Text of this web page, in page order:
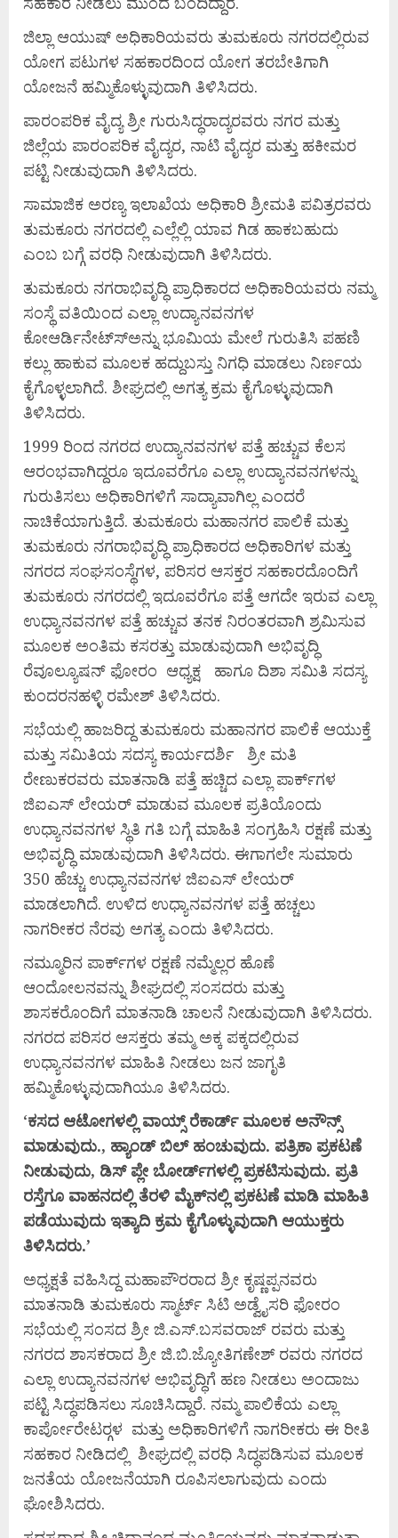
ಜಿಲ್ಲಾ ಆಯುಷ್ ಅಧಿಕಾರಿಯವರು ತುಮಕೂರು ನಗರದಲ್ಲಿರುವ
ಯೋಗ ಪಟುಗಳ ಸಹಕಾರದಿಂದ ಯೋಗ ತರಬೇತಿಗಾಗಿ
ಯೋಜನೆ ಹಮ್ಮಿಕೊಳ್ಳುವುದಾಗಿ ತಿಳಿಸಿದರು.
ಪಾರಂಪರಿಕ ವೈದ್ಯ ಶ್ರೀ ಗುರುಸಿದ್ಧರಾದ್ಯರವರು ನಗರ ಮತ್ತು
ಜಿಲ್ಲೆಯ ಪಾರಂಪರಿಕ ವೈದ್ಯರ, ನಾಟಿ ವೈದ್ಯರ ಮತ್ತು ಹಕೀಮರ
ಪಟ್ಟಿ ನೀಡುವುದಾಗಿ ತಿಳಿಸಿದರು.
ಸಾಮಾಜಿಕ ಅರಣ್ಯ ಇಲಾಖೆಯ ಅಧಿಕಾರಿ ಶ್ರೀಮತಿ ಪವಿತ್ರರವರು
ತುಮಕೂರು ನಗರದಲ್ಲಿ ಎಲ್ಲೆಲ್ಲಿ ಯಾವ ಗಿಡ ಹಾಕಬಹುದು
ಎಂಬ ಬಗ್ಗೆ ವರಧಿ ನೀಡುವುದಾಗಿ ತಿಳಿಸಿದರು.
ತುಮಕೂರು ನಗರಾಭಿವೃದ್ಧಿ ಪ್ರಾಧಿಕಾರದ ಅಧಿಕಾರಿಯವರು ನಮ್ಮ
ಸಂಸ್ಥೆ ವತಿಯಿಂದ ಎಲ್ಲಾ ಉದ್ಯಾನವನಗಳ
ಕೋಆರ್ಡಿನೇಟ್ಸ್‍ಅನ್ನು ಭೂಮಿಯ ಮೇಲೆ ಗುರುತಿಸಿ ಪಹಣಿ
ಕಲ್ಲು ಹಾಕುವ ಮೂಲಕ ಹದ್ದುಬಸ್ತು ನಿಗಧಿ ಮಾಡಲು ನಿರ್ಣಯ
ಕೈಗೊಳ್ಳಲಾಗಿದೆ. ಶೀಘ್ರದಲ್ಲಿ ಅಗತ್ಯ ಕ್ರಮ ಕೈಗೊಳ್ಳುವುದಾಗಿ
ತಿಳಿಸಿದರು.
1999 ರಿಂದ ನಗರದ ಉದ್ಯಾನವನಗಳ ಪತ್ತೆ ಹಚ್ಚುವ ಕೆಲಸ
ಆರಂಭವಾಗಿದ್ದರೂ ಇದೂವರೆಗೂ ಎಲ್ಲಾ ಉದ್ಯಾನವನಗಳನ್ನು
ಗುರುತಿಸಲು ಅಧಿಕಾರಿಗಳಿಗೆ ಸಾದ್ಯಾವಾಗಿಲ್ಲ ಎಂದರೆ
ನಾಚಿಕೆಯಾಗುತ್ತಿದೆ. ತುಮಕೂರು ಮಹಾನಗರ ಪಾಲಿಕೆ ಮತ್ತು
ತುಮಕೂರು ನಗರಾಭಿವೃದ್ಧಿ ಪ್ರಾಧಿಕಾರದ ಅಧಿಕಾರಿಗಳ ಮತ್ತು
ನಗರದ ಸಂಘಸಂಸ್ಥೆಗಳ, ಪರಿಸರ ಆಸಕ್ತರ ಸಹಕಾರದೊಂದಿಗೆ
ತುಮಕೂರು ನಗರದಲ್ಲಿ ಇದೂವರೆಗೂ ಪತ್ತೆ ಆಗದೇ ಇರುವ ಎಲ್ಲಾ
ಉಧ್ಯಾನವನಗಳ ಪತ್ತೆ ಹಚ್ಚುವ ತನಕ ನಿರಂತರವಾಗಿ ಶ್ರಮಿಸುವ
ಮೂಲಕ ಅಂತಿಮ ಕಸರತ್ತು ಮಾಡುವುದಾಗಿ ಅಭಿವೃದ್ಧಿ
ರೆವೂಲ್ಯೂಷನ್ ಫೋರಂ ಆಧ್ಯಕ್ಷ ಹಾಗೂ ದಿಶಾ ಸಮಿತಿ ಸದಸ್ಯ
ಕುಂದರನಹಳ್ಳಿ ರಮೇಶ್ ತಿಳಿಸಿದರು.
ಸಭೆಯಲ್ಲಿ ಹಾಜರಿದ್ದ ತುಮಕೂರು ಮಹಾನಗರ ಪಾಲಿಕೆ ಆಯುಕ್ತೆ
ಮತ್ತು ಸಮಿತಿಯ ಸದಸ್ಯ ಕಾರ್ಯದರ್ಶಿ ಶ್ರೀ ಮತಿ
ರೇಣುಕರವರು ಮಾತನಾಡಿ ಪತ್ತೆ ಹಚ್ಚಿದ ಎಲ್ಲಾ ಪಾರ್ಕ್‍ಗಳ
ಜಿಐಎಸ್ ಲೇಯರ್ ಮಾಡುವ ಮೂಲಕ ಪ್ರತಿಯೊಂದು
ಉಧ್ಯಾನವನಗಳ ಸ್ಥಿತಿ ಗತಿ ಬಗ್ಗೆ ಮಾಹಿತಿ ಸಂಗ್ರಹಿಸಿ ರಕ್ಷಣೆ ಮತ್ತು
ಅಭಿವೃದ್ಧಿ ಮಾಡುವುದಾಗಿ ತಿಳಿಸಿದರು. ಈಗಾಗಲೇ ಸುಮಾರು
350 ಹೆಚ್ಚು ಉಧ್ಯಾನವನಗಳ ಜಿಐಎಸ್ ಲೇಯರ್
ಮಾಡಲಾಗಿದೆ. ಉಳಿದ ಉಧ್ಯಾನವನಗಳ ಪತ್ತೆ ಹಚ್ಚಲು
ನಾಗರೀಕರ ನೆರವು ಅಗತ್ಯ ಎಂದು ತಿಳಿಸಿದರು.
ನಮ್ಮೂರಿನ ಪಾರ್ಕ್‍ಗಳ ರಕ್ಷಣೆ ನಮ್ಮೆಲ್ಲರ ಹೊಣೆ
ಆಂದೋಲನವನ್ನು ಶೀಘ್ರದಲ್ಲಿ ಸಂಸದರು ಮತ್ತು
ಶಾಸಕರೊಂದಿಗೆ ಮಾತನಾಡಿ ಚಾಲನೆ ನೀಡುವುದಾಗಿ ತಿಳಿಸಿದರು.
ನಗರದ ಪರಿಸರ ಆಸಕ್ತರು ತಮ್ಮ ಅಕ್ಕ ಪಕ್ಕದಲ್ಲಿರುವ
ಉಧ್ಯಾನವನಗಳ ಮಾಹಿತಿ ನೀಡಲು ಜನ ಜಾಗೃತಿ
ಹಮ್ಮಿಕೊಳ್ಳುವುದಾಗಿಯೂ ತಿಳಿಸಿದರು.
‘ಕಸದ ಆಟೋಗಳಲ್ಲಿ ವಾಯ್ಸ್ರೆಕಾರ್ಡ್ ಮೂಲಕ ಅನೌನ್ಸ್
ಮಾಡುವುದು., ಹ್ಯಾಂಡ್ಬಿಲ್ ಹಂಚುವುದು. ಪತ್ರಿಕಾ ಪ್ರಕಟಣೆ
ನೀಡುವುದು, ಡಿಸ್ ಪ್ಲೇ ಬೋರ್ಡ್‍ಗಳಲ್ಲಿ ಪ್ರಕಟಿಸುವುದು. ಪ್ರತಿ
ರಸ್ತೆಗೂ ವಾಹನದಲ್ಲಿ ತೆರಳಿ ಮೈಕ್‍ನಲ್ಲಿ ಪ್ರಕಟಣೆ ಮಾಡಿ ಮಾಹಿತಿ
ಪಡೆಯುವುದು ಇತ್ಯಾದಿ ಕ್ರಮ ಕೈಗೊಳ್ಳುವುದಾಗಿ ಆಯುಕ್ತರು
ತಿಳಿಸಿದರು.’
ಅಧ್ಯಕ್ಷತೆ ವಹಿಸಿದ್ದ ಮಹಾಪೌರರಾದ ಶ್ರೀ ಕೃಷ್ಣಪ್ಪನವರು
ಮಾತನಾಡಿ ತುಮಕೂರು ಸ್ಮಾರ್ಟ್ ಸಿಟಿ ಅಡ್ವೈಸರಿ ಫೋರಂ
ಸಭೆಯಲ್ಲಿ ಸಂಸದ ಶ್ರೀ ಜಿ.ಎಸ್.ಬಸವರಾಜ್ ರವರು ಮತ್ತು
ನಗರದ ಶಾಸಕರಾದ ಶ್ರೀ ಜಿ.ಬಿ.ಜ್ಯೋತಿಗಣೇಶ್ ರವರು ನಗರದ
ಎಲ್ಲಾ ಉದ್ಯಾನವನಗಳ ಅಭಿವೃದ್ಧಿಗೆ ಹಣ ನೀಡಲು ಅಂದಾಜು
ಪಟ್ಟಿ ಸಿದ್ಧಪಡಿಸಲು ಸೂಚಿಸಿದ್ದಾರೆ. ನಮ್ಮ ಪಾಲಿಕೆಯ ಎಲ್ಲಾ
ಕಾರ್ಪೋರೇಟರ್‍ಗಳ ಮತ್ತು ಅಧಿಕಾರಿಗಳಿಗೆ ನಾಗರೀಕರು ಈ ರೀತಿ
ಸಹಕಾರ ನೀಡಿದಲ್ಲಿ ಶೀಘ್ರದಲ್ಲಿ ವರಧಿ ಸಿದ್ಧಪಡಿಸುವ ಮೂಲಕ
ಜನತೆಯ ಯೋಜನೆಯಾಗಿ ರೂಪಿಸಲಾಗುವುದು ಎಂದು
ಘೋಶಿಸಿದರು.